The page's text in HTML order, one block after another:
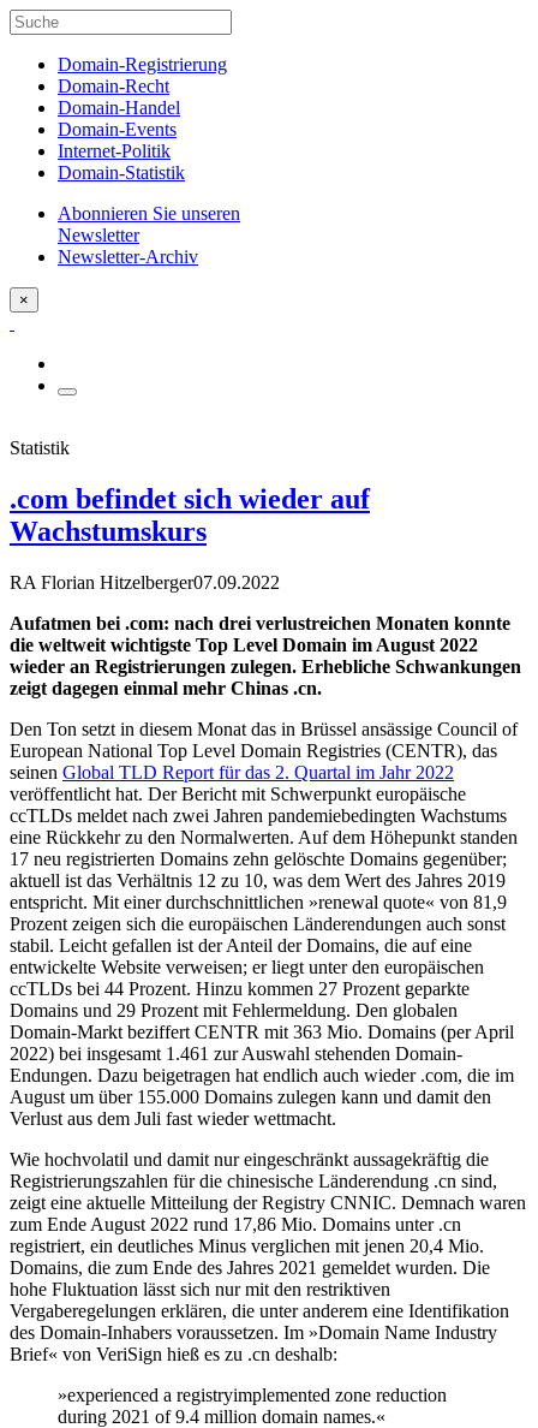
Domain-Registrierung
Domain-Recht
Domain-Handel
Domain-Events
Internet-Politik
Domain-Statistik
Abonnieren Sie unseren
Newsletter
Newsletter-Archiv
×
Statistik
.com befindet sich wieder auf
Wachstumskurs
RA Florian Hitzelberger07.09.2022
Aufatmen bei .com: nach drei verlustreichen Monaten konnte
die weltweit wichtigste Top Level Domain im August 2022
wieder an Registrierungen zulegen. Erhebliche Schwankungen
zeigt dagegen einmal mehr Chinas .cn.
Den Ton setzt in diesem Monat das in Brüssel ansässige Council of
European National Top Level Domain Registries (CENTR), das
seinen Global TLD Report für das 2. Quartal im Jahr 2022
veröffentlicht hat. Der Bericht mit Schwerpunkt europäische
ccTLDs meldet nach zwei Jahren pandemiebedingten Wachstums
eine Rückkehr zu den Normalwerten. Auf dem Höhepunkt standen
17 neu registrierten Domains zehn gelöschte Domains gegenüber;
aktuell ist das Verhältnis 12 zu 10, was dem Wert des Jahres 2019
entspricht. Mit einer durchschnittlichen »renewal quote« von 81,9
Prozent zeigen sich die europäischen Länderendungen auch sonst
stabil. Leicht gefallen ist der Anteil der Domains, die auf eine
entwickelte Website verweisen; er liegt unter den europäischen
ccTLDs bei 44 Prozent. Hinzu kommen 27 Prozent geparkte
Domains und 29 Prozent mit Fehlermeldung. Den globalen
Domain-Markt beziffert CENTR mit 363 Mio. Domains (per April
2022) bei insgesamt 1.461 zur Auswahl stehenden Domain-
Endungen. Dazu beigetragen hat endlich auch wieder .com, die im
August um über 155.000 Domains zulegen kann und damit den
Verlust aus dem Juli fast wieder wettmacht.
Wie hochvolatil und damit nur eingeschränkt aussagekräftig die
Registrierungszahlen für die chinesische Länderendung .cn sind,
zeigt eine aktuelle Mitteilung der Registry CNNIC. Demnach waren
zum Ende August 2022 rund 17,86 Mio. Domains unter .cn
registriert, ein deutliches Minus verglichen mit jenen 20,4 Mio.
Domains, die zum Ende des Jahres 2021 gemeldet wurden. Die
hohe Fluktuation lässt sich nur mit den restriktiven
Vergaberegelungen erklären, die unter anderem eine Identifikation
des Domain-Inhabers voraussetzen. Im »Domain Name Industry
Brief« von VeriSign hieß es zu .cn deshalb:
»experienced a registryimplemented zone reduction
during 2021 of 9.4 million domain names.«